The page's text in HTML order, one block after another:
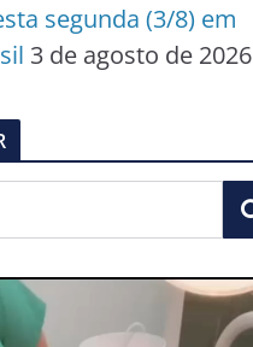
segunda (3/8) em
3 de agosto de 2026